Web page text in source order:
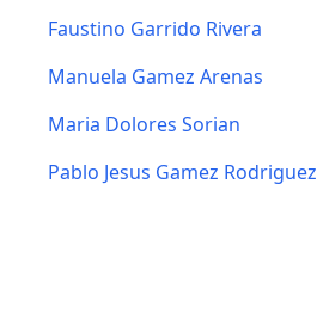
Faustino Garrido Rivera
Manuela Gamez Arenas
Maria Dolores Sorian
Pablo Jesus Gamez Rodriguez